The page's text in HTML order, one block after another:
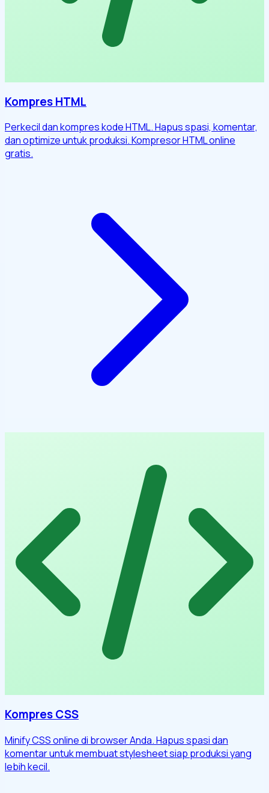
Kompres HTML
Perkecil dan kompres kode HTML. Hapus spasi, komentar,
dan optimize untuk produksi. Kompresor HTML online
gratis.
Kompres CSS
Minify CSS online di browser Anda. Hapus spasi dan
komentar untuk membuat stylesheet siap produksi yang
lebih kecil.